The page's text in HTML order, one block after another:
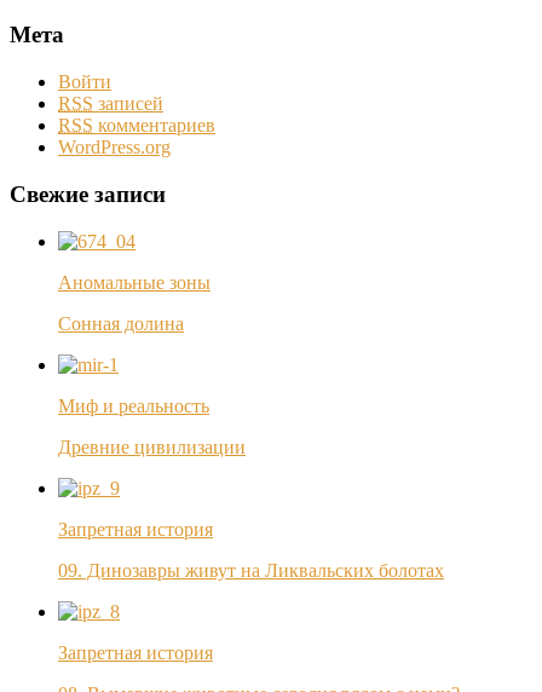
Мета
Войти
RSS записей
RSS комментариев
WordPress.org
Свежие записи
Аномальные зоны
Сонная долина
Миф и реальность
Древние цивилизации
Запретная история
09. Динозавры живут на Ликвальских болотах
Запретная история